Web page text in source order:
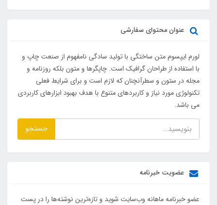
عنوان محتوای سفارشی
لورم ایپسوم متن ساختگی با تولید سادگی نامفهوم از صنعت چاپ و
با استفاده از طراحان گرافیک است. چاپگرها و متون بلکه روزنامه و
مجله در ستون و سطرآنچنان که لازم است و برای شرایط فعلی
تکنولوژی مورد نیاز و کاربردهای متنوع با هدف بهبود ابزارهای کاربردی
می باشد.
جستجو
عضویت خبرنامه
عضو خبرنامه ماهانه وب‌سایت شوید و تازه‌ترین نوشته‌ها را در پست